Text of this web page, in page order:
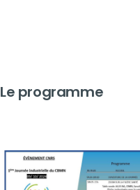
Le programme